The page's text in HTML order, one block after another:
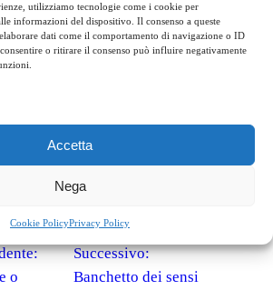
utilizziamo tecnologie come i cookie per
informazioni del dispositivo. Il consenso a queste
dati come il comportamento di navigazione o ID
o ritirare il consenso può influire negativamente
Accetta
Nega
Cookie PolicyPrivacy Policy
o
Successivo:
Banchetto dei sensi